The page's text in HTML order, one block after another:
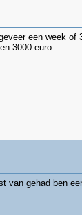
een week
3000 euro.
gehad ben